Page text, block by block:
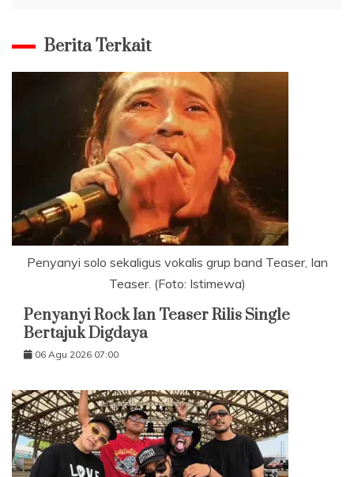
Berita Terkait
Penyanyi solo sekaligus vokalis grup band Teaser, Ian
Teaser. (Foto: Istimewa)
Penyanyi Rock Ian Teaser Rilis Single
Bertajuk Digdaya
06 Agu 2026 07:00